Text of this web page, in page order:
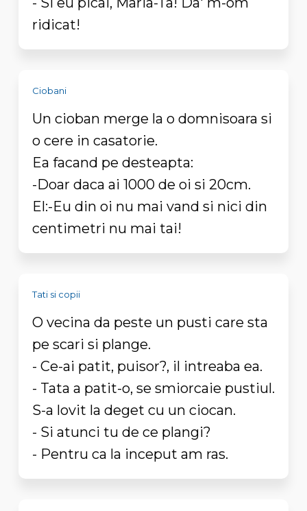
ridicat!
Ciobani
Un cioban merge la o domnisoara si
o cere in casatorie.
Ea facand pe desteapta:
-Doar daca ai 1000 de oi si 20cm.
El:-Eu din oi nu mai vand si nici din
centimetri nu mai tai!
Tati si copii
O vecina da peste un pusti care sta
pe scari si plange.
- Ce-ai patit, puisor?, il intreaba ea.
- Tata a patit-o, se smiorcaie pustiul.
S-a lovit la deget cu un ciocan.
- Si atunci tu de ce plangi?
- Pentru ca la inceput am ras.